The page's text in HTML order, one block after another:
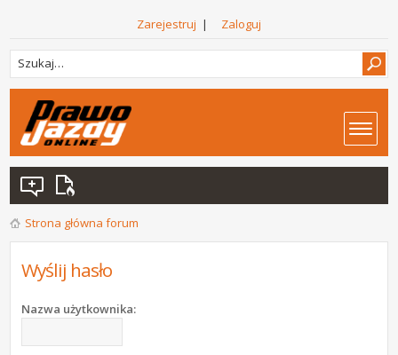
Zarejestruj | Zaloguj
Strona główna forum
Wyślij hasło
Nazwa użytkownika: